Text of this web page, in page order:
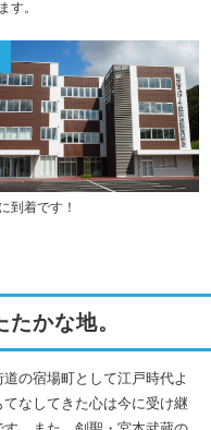
す。
到着です！
かな地。
の宿場町として江戸時代よ
なしてきた心は今に受け継